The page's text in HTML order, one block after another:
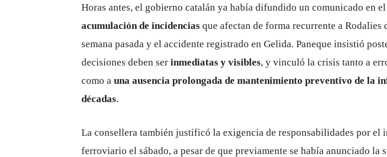
Horas antes, el gobierno catalán ya había difundido un comunicado en
acumulación de incidencias que afectan de forma recurrente a Rodalies
semana pasada y el accidente registrado en Gelida. Paneque insistió
decisiones deben ser inmediatas y visibles, y vinculó la crisis tanto a
como a una ausencia prolongada de mantenimiento preventivo de la
décadas.
La consellera también justificó la exigencia de responsabilidades por el
ferroviario el sábado, a pesar de que previamente se había anunciado la